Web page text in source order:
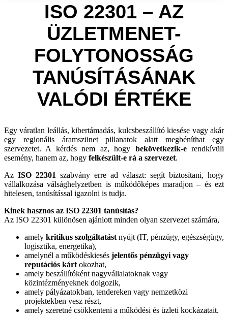
ISO 22301 – AZ
ÜZLETMENET-
FOLYTONOSSÁG
TANÚSÍTÁSÁNAK
VALÓDI ÉRTÉKE
Egy váratlan leállás, kibertámadás, kulcsbeszállító kiesése vagy akár
egy regionális áramszünet pillanatok alatt megbéníthat egy
szervezetet. A kérdés nem az, hogy bekövetkezik-erendkívüli
esemény, hanem az, hogy felkészült-e rá a szervezet.
Az ISO 22301 szabvány erre ad választ: segít biztosítani, hogy
vállalkozása válsághelyzetben is működőképes maradjon – és ezt
hitelesen, tanúsítással igazolni is tudja.
Kinek hasznos az ISO 22301 tanúsítás?
Az ISO 22301 különösen ajánlott minden olyan szervezet számára,
amely kritikus szolgáltatást nyújt (IT, pénzügy, egészségügy,
logisztika, energetika),
amelynél a működéskiesés jelentős pénzügyi vagy
reputációs kárt okozhat,
amely beszállítóként nagyvállalatoknak vagy
közintézményeknek dolgozik,
amely pályázatokban, tendereken vagy nemzetközi
projektekben vesz részt,
amely szeretné csökkenteni a működési és üzleti kockázatait.